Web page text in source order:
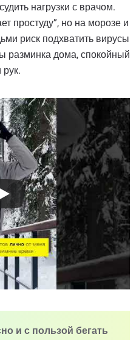
нагрузки с врачом.
простуду”, но на морозе и
риск подхватить вирусы
разминка дома, спокойный
и с пользой бегать